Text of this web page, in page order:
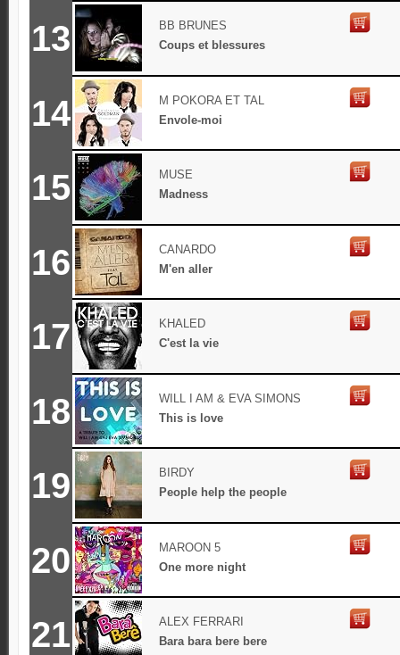
13
BB BRUNES
Coups et blessures
14
M POKORA ET TAL
Envole-moi
15
MUSE
Madness
16
CANARDO
M'en aller
17
KHALED
C'est la vie
18
WILL I AM & EVA SIMONS
This is love
19
BIRDY
People help the people
20
MAROON 5
One more night
21
ALEX FERRARI
Bara bara bere bere